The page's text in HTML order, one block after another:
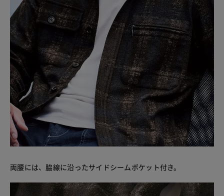
両腰には、脇線に沿ったサイドシームポケット付き。